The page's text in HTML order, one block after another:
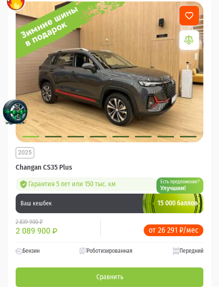
Changan CS35 Plus
2025
Гарантия 5 лет или 150 тыс. км Есть предложение?
Улучшим!
Ваш кешбек 15 000 баллов
2 839 900 ₽
2 089 900 ₽ от 26 291 ₽/мес
Бензин Роботизированная Передний
Сравнить